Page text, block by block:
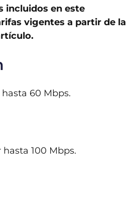
incluidos en este
vigentes a partir de la
60 Mbps.
100 Mbps.